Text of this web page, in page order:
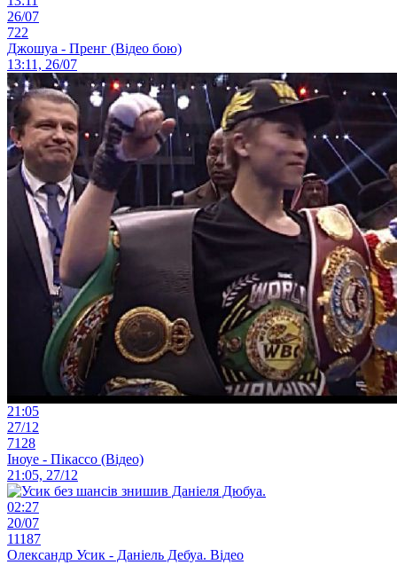
26/07
722
Джошуа - Пренг (Відео бою)
13:11, 26/07
21:05
27/12
7128
Іноуе - Пікассо (Відео)
21:05, 27/12
02:27
20/07
11187
Олександр Усик - Даніель Дебуа. Відео